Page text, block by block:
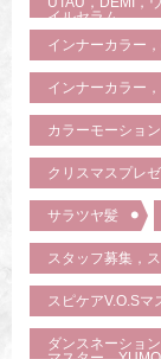
イルセラム
インナーカラー
インナーカラー
カラーモーショ
クリスマスプレ
サラツヤ髪
スタッフ募集，
スピケアV.O.Sマ
ダンスネーショ